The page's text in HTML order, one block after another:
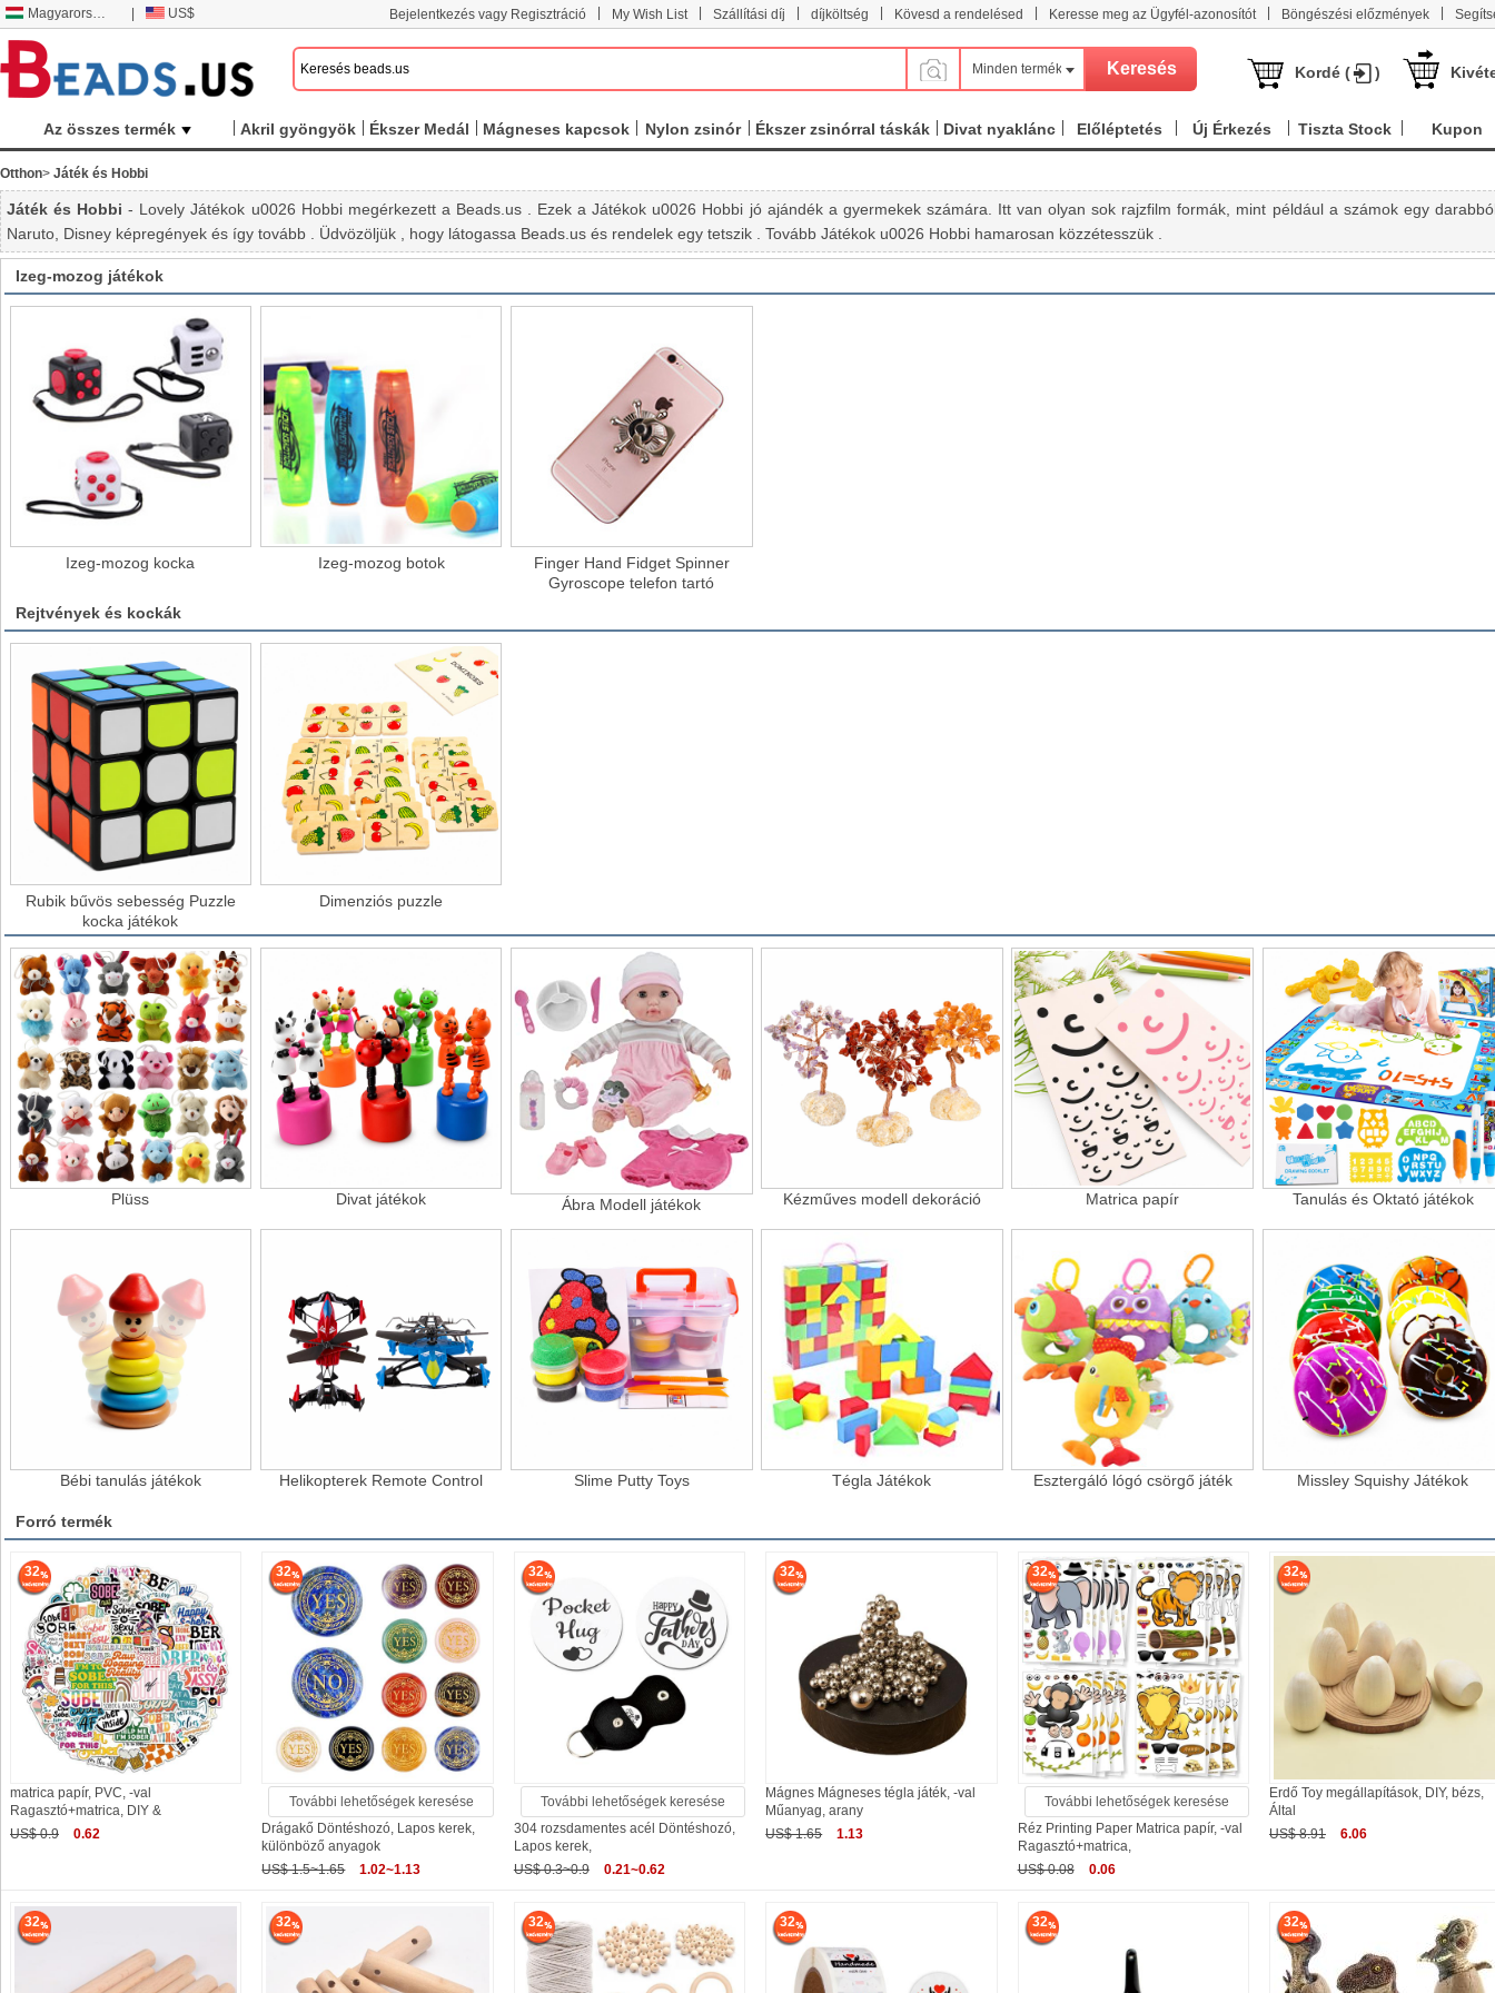
Magyarország US$ Bejelentkezés vagy Regisztráció My Wish List Szállítási díj díjköltség Kövesd a rendelésed Keresse meg az Ügyfél-azonosítót Böngészési előzmények
Minden termék Kordé ( )
Az összes termék Akril gyöngyök Ékszer Medál Mágneses kapcsok Nylon zsinór Ékszer zsinórral táskák Divat nyaklánc Előléptetés Új Érkezés Tiszta Stock Kupon
Otthon> Játék és Hobbi
Játék és Hobbi - Lovely Játékok u0026 Hobbi megérkezett a Beads.us . Ezek a Játékok u0026 Hobbi jó ajándék a gyermekek számára. Itt van olyan sok rajzfilm formák, mint például a számok egy
Naruto, Disney képregények és így tovább . Üdvözöljük , hogy látogassa Beads.us és rendelek egy tetszik . Tovább Játékok u0026 Hobbi hamarosan közzétesszük .
Izeg-mozog játékok
Izeg-mozog kocka Izeg-mozog botok
Finger Hand Fidget Spinner
Gyroscope telefon tartó
Rejtvények és kockák
Rubik bűvös sebesség Puzzle
kocka játékok
Dimenziós puzzle
Plüss Divat játékok Ábra Modell játékok Kézműves modell dekoráció Matrica papír Tanulás és Oktató játékok
Bébi tanulás játékok Helikopterek Remote Control Slime Putty Toys Tégla Játékok Esztergáló lógó csörgő játék Missley Squishy Játékok
Forró termék
32
matrica papír, PVC, -val
Ragasztó+matrica, DIY &
US$ 0.9
0.62
32
További lehetőségek keresése
Drágakő Döntéshozó, Lapos kerek,
különböző anyagok
US$ 1.5~1.65
1.02~1.13
32
További lehetőségek keresése
304 rozsdamentes acél Döntéshozó,
Lapos kerek,
US$ 0.3~0.9
0.21~0.62
32
Mágnes Mágneses tégla játék, -val
Műanyag, arany
US$ 1.65
1.13
32
További lehetőségek keresése
Réz Printing Paper Matrica papír, -val
Ragasztó+matrica,
US$ 0.08
0.06
32
Erdő Toy megállapítások, DIY, bézs,
Által
US$ 8.91
6.06
32 32 32 32 32 32